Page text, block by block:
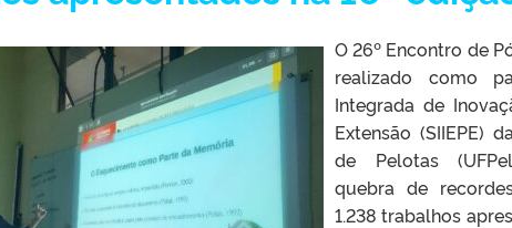
O 26º Encontro de
realizado como
Integrada de
Extensão (SIIEPE)
de Pelotas
quebra de
1.238 trabalhos